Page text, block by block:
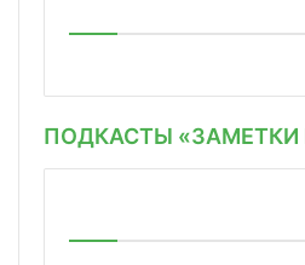
ПОДКАСТЫ «ЗАМЕТКИ